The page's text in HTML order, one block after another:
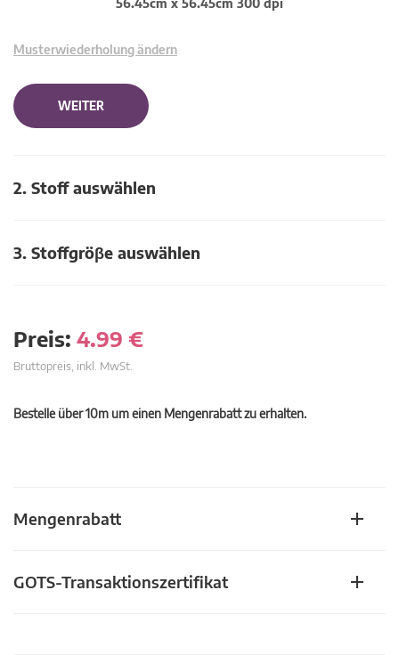
56.45cm x 56.45cm 300 dpi
Musterwiederholung ändern
WEITER
2. Stoff auswählen
3. Stoffgröβe auswählen
Preis: 4.99 €
Bruttopreis, inkl. MwSt.
Bestelle über 10m um einen Mengenrabatt zu erhalten.
Mengenrabatt
GOTS-Transaktionszertifikat